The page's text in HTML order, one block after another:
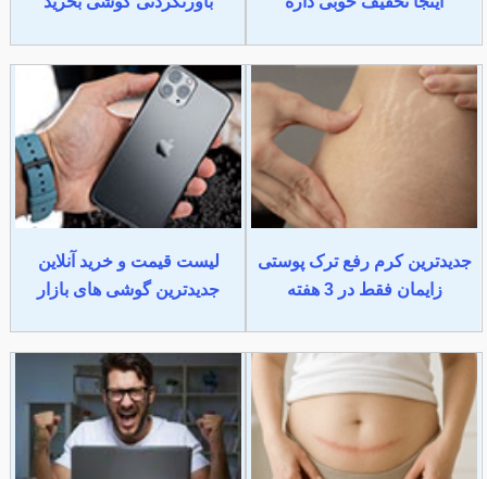
جدیدترین کرم رفع ترک پوستی
زایمان فقط در 3 هفته
لیست قیمت و خرید آنلاین
جدیدترین گوشی های بازار